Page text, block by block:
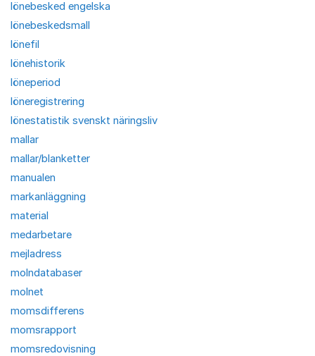
lönebesked engelska
lönebeskedsmall
lönefil
lönehistorik
löneperiod
löneregistrering
lönestatistik svenskt näringsliv
mallar
mallar/blanketter
manualen
markanläggning
material
medarbetare
mejladress
molndatabaser
molnet
momsdifferens
momsrapport
momsredovisning